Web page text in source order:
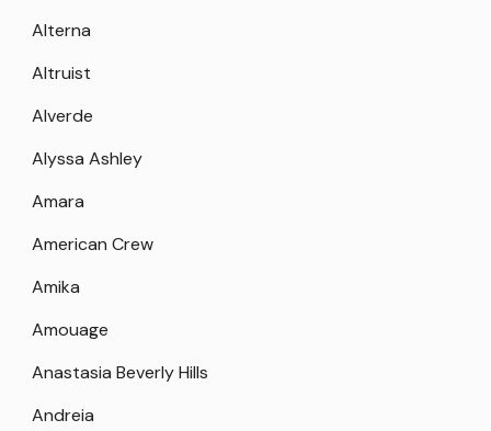
Alterna
Altruist
Alverde
Alyssa Ashley
Amara
American Crew
Amika
Amouage
Anastasia Beverly Hills
Andreia